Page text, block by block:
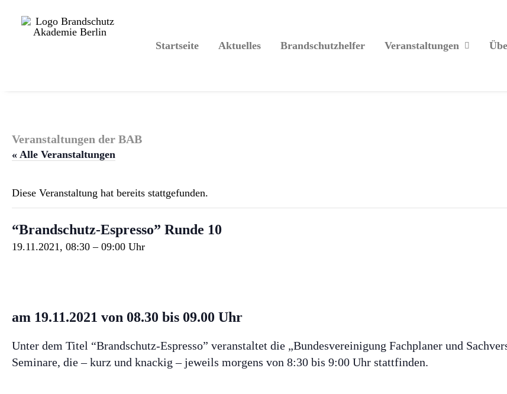
Startseite Aktuelles Brandschutzhelfer Veranstaltungen
Veranstaltungen der BAB
« Alle Veranstaltungen
Diese Veranstaltung hat bereits stattgefunden.
“Brandschutz-Espresso” Runde 10
19.11.2021, 08:30 – 09:00
am 19.11.2021 von 08.30 bis 09.00 Uhr
Unter dem Titel “Brandschutz-Espresso” veranstaltet die „Bundesvereinigung Fachplaner und
Seminare, die – kurz und knackig – jeweils morgens von 8:30 bis 9:00 Uhr stattfinden.